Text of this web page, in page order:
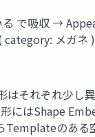
で吸収 →
category: メガ
それぞれ少し
にはShape
のある